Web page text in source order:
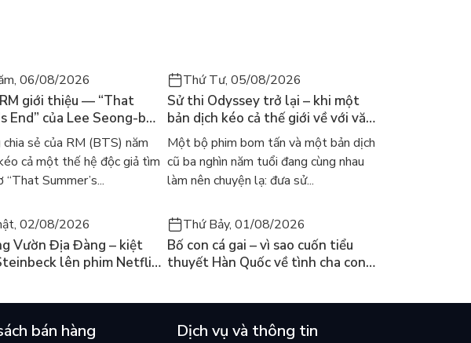
- những người lớn cô đơn, những ai đang cần bổ sung vitamin hạnh phúc “truy
hay khiến mình bận rộn hơn hãy thử tìm tới “Tô bình yên - vẽ hạnh phúc”
06/08/2026
giới thiệu — “That
End” của Lee Seong-bok
tiếng Anh sau 4 năm
sẻ của RM (BTS) năm
cả một thế hệ độc giả tìm
Summer’s...
Thứ Tư, 05/08/2026
Sử thi Odyssey trở lại – khi một
bản dịch kéo cả thế giới về với văn
học kinh điển
Một bộ phim bom tấn và một bản dịch
cũ ba nghìn năm tuổi đang cùng nhau
làm nên chuyện lạ: đưa sử...
02/08/2026
Vườn Địa Đàng – kiệt
lên phim Netflix
Thứ Bảy, 01/08/2026
Bố con cá gai – vì sao cuốn tiểu
thuyết Hàn Quốc về tình cha con
bán hàng Dịch vụ và thông tin